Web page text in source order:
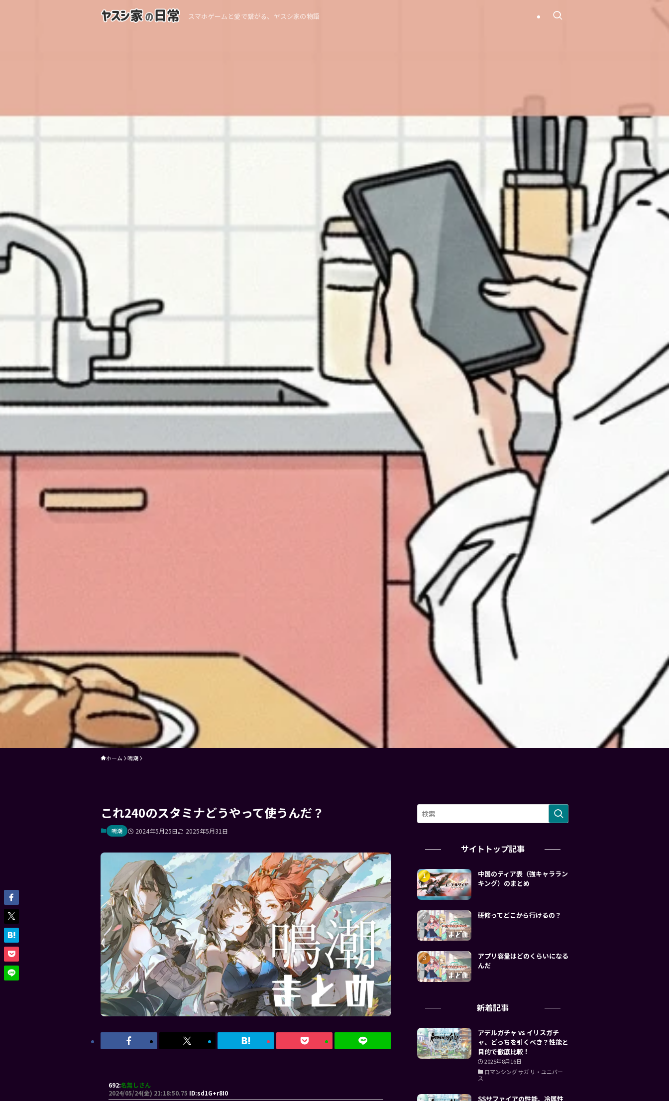
スマホゲームと愛で繋がる、ヤスシ家の物語
ホーム 鳴潮
これ240のスタミナどうやって使うんだ？
鳴潮 2024年5月25日 2025年5月31日
692:名無しさん
2024/05/24(金) 21:18:50.75 ID:sd1G+r8I0
サイトトップ記事
中国のティア表（強キャララン
キング）のまとめ
研修ってどこから行けるの？
アプリ容量はどのくらいになる
んだ
新着記事
アデルガチャ vs イリスガチ
ャ、どっちを引くべき？性能と
目的で徹底比較！
2025年8月16日
ロマンシング サガ リ・ユニバー
ス
SSサファイアの性能。冷属性